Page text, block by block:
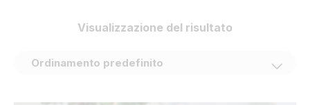
Visualizzazione del risultato